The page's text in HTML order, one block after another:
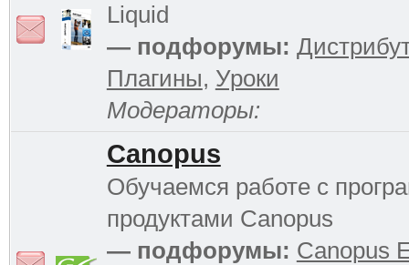
Liquid
— подфорумы:
Плагины, Уроки
Модераторы:
Canopus
Обучаемся работе с
продуктами Canopus
— подфорумы: Canopus